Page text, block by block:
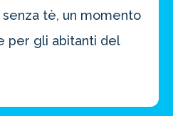
tè, un momento
per gli abitanti del